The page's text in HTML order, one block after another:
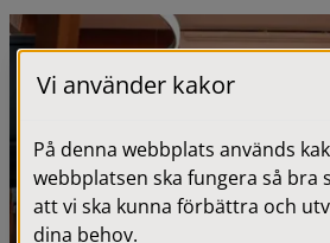
Vi använder kakor
På denna webbplats används
webbplatsen ska fungera så bra
att vi ska kunna förbättra och
dina behov.